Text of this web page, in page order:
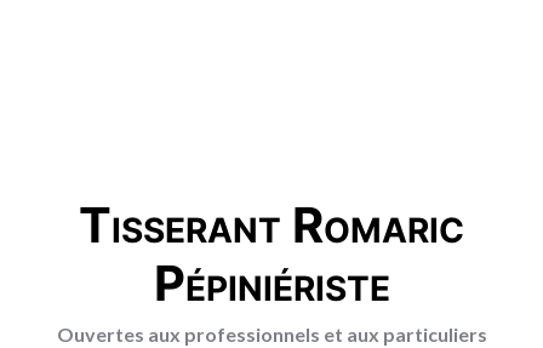
Tisserant Romaric
Pépiniériste
Ouvertes aux professionnels et aux particuliers